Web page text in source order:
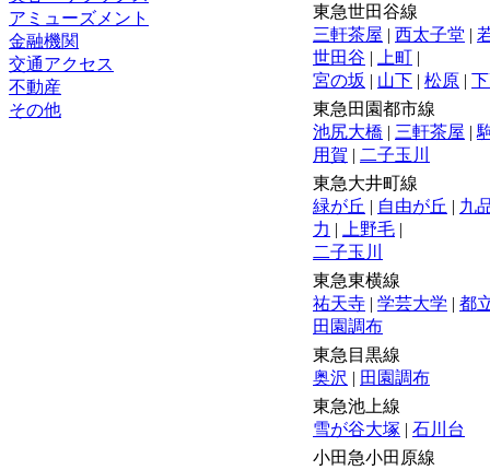
アミューズメント
金融機関
交通アクセス
不動産
その他
東急世田谷線
三軒茶屋 | 西太子堂 |
世田谷 | 上町 |
宮の坂 | 山下 | 松原 |
東急田園都市線
池尻大橋 | 三軒茶屋 |
用賀 | 二子玉川
東急大井町線
緑が丘 | 自由が丘 | 九
力 | 上野毛 |
二子玉川
東急東横線
祐天寺 | 学芸大学 | 都
田園調布
東急目黒線
奥沢 | 田園調布
東急池上線
雪が谷大塚 | 石川台
小田急小田原線